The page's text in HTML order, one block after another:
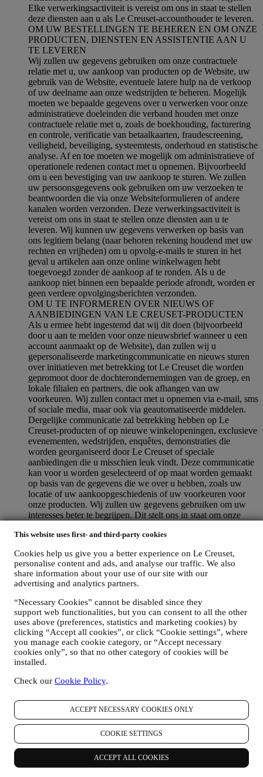
This website uses first- and third-party cookies
Cookies help us give you a better experience on Le Creuset,
personalise content and ads, and analyse our traffic. We also
share information about your use of our site with our
advertising and analytics partners.
“Necessary Cookies” cannot be disabled since they
support web functionalities, but you can consent to all the other
uses above (preferences, statistics and marketing cookies) by
clicking “Accept all cookies”, or click “Cookie settings”, where
you manage each cookie category, or “Accept necessary
cookies only”, so that no other category of cookies will be
installed.
Check our Cookie Policy.
ACCEPT NECESSARY COOKIES ONLY
COOKIE SETTINGS
ACCEPT ALL COOKIES
Elke verwerkingsactiviteit is vereist om ons in staat te stellen
deze diensten aan u als Le Creuset-accounthouder te leveren.
OM UW BESTELLINGEN TE BEHEREN EN OM ONZE
PRODUCTEN, DIENSTEN EN ASSISTENTIE AAN U
TE LEVEREN
Wij zullen uw gegevens gebruiken om onze contractuele
relatie met u, uw aankoop van producten op de Website, uw
gebruik van de Website, eventuele latere hulp na de verkoop
of uw deelname aan onze wedstrijden te beheren. Mogelijk
moeten we bepaalde gegevens over u verwerken voor onze
administratieve doeleinden die verband houden met onze
contractuele relatie met u, zoals de boekhouding, facturering
en controle, verificatie van betaalkaarten, fraudescreening,
veiligheid, beveiliging, systeemtests, onderhoud en statistische
analyse. Af en toe moeten we mogelijk om administratieve of
operationele redenen contact met u opnemen. Bijvoorbeeld
om u een bevestiging van uw aankoop te sturen. We zullen
uw persoonsgegevens ook gebruiken om uw verzoeken te
beantwoorden die via onze Websiteformulieren of andere
kanalen worden verzonden. Deze verwerkingsactiviteit is
vereist om ons in staat te stellen onze diensten aan u te
leveren. Wij kunnen uw gegevens verwerken op basis van
ons legitiem belang (naar behoren rekening houdend met uw
rechten en vrijheden) om u opvolg-e-mails te sturen in het
geval u artikelen aan onze online winkelwagen hebt
toegevoegd zonder de aankoop af te ronden. Als u de
aankoop niet binnen een bepaalde periode afrondt, worden er
geen verdere opvolgingsberichten verzonden.
OM U TE INFORMEREN OVER NIEUWS OF
AANBIEDINGEN VAN LE CREUSET-PRODUCTEN
Als u ermee hebt ingestemd dat wij dit doen (bijvoorbeeld
door u aan te melden voor onze nieuwsbrief wanneer u een
account aanmaakt op de Website), dan zullen wij u
gepersonaliseerde marketingcommunicatie en nieuws sturen
over initiatieven met betrekking tot Le Creuset die worden
gepromoot door de dochterondernemingen van de groep, en
lokale filialen en partners, die ook afhangen van uw
voorkeuren. Wij zullen contact met u opnemen via e-mail, sms
of sociale media, maar ook via geautomatiseerde middelen.
Dergelijke communicatie zal betrekking hebben op Le
Creuset-producten of op nieuwe winkelopeningen, exclusieve
evenementen, wedstrijden, enquêtes, demonstraties die
worden georganiseerd door Le Creuset of speciale
aanbiedingen die u misschien leuk vindt. Deze communicatie
kan voor u worden geselecteerd of op maat worden gemaakt
op basis van de gegevens die we over u hebben, zoals uw
locatie of uw aankoopgeschiedenis of uw voorkeuren voor
onze producten. Wij zullen uw gegevens gebruiken om uw
interesses beter te begrijpen. Dit stelt ons in staat om onze
interessanter te maken. Er zullen geen andere gevolgen zijn.
en klikgedrag met behulp van de in de sector gangbare
technologieën om ons te helpen onze nieuwsbrieven te
volgen. Deze verwerking is gebaseerd op uw toestemming
om gepersonaliseerde marketingcommunicatie van ons te
ontvangen. De keuze om aan te melden kan worden
uitgeoefend op de plaatsen waar persoonsgegevens worden
verzameld door het juiste selectievakje aan te vinken of, als u
een Le Creuset-account heeft, via het Mijn account-gedeelte
van de Website.Afmelden: U kunt het ontvangen van onze
marketingcommunicatie of updates te allen tijde kosteloos
stopzetten via de methoden die bij de communicatie worden
nieuwsbrief kunt u klikken op de afmeldlink onderaan elke e-
uw marketingvoorkeuren beheren. Als u onze
marketingactiviteiten wilt stopzetten, kunt u in ieder geval een
e-mail sturen naarprivacy@lecreuset.com. Wij zullen uw
afmelding zo spoedig mogelijk verwerken, maar in sommige
gevallen kunt u nog enkele berichten ontvangen totdat de
afmelding volledig is verwerkt.
Weet dat wij uw contactgegevens en andere